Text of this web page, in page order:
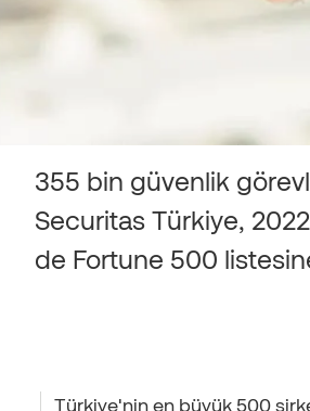
355 bin güvenlik
Securitas Türkiye,
de Fortune 500
Türkiye'nin en büyük 500